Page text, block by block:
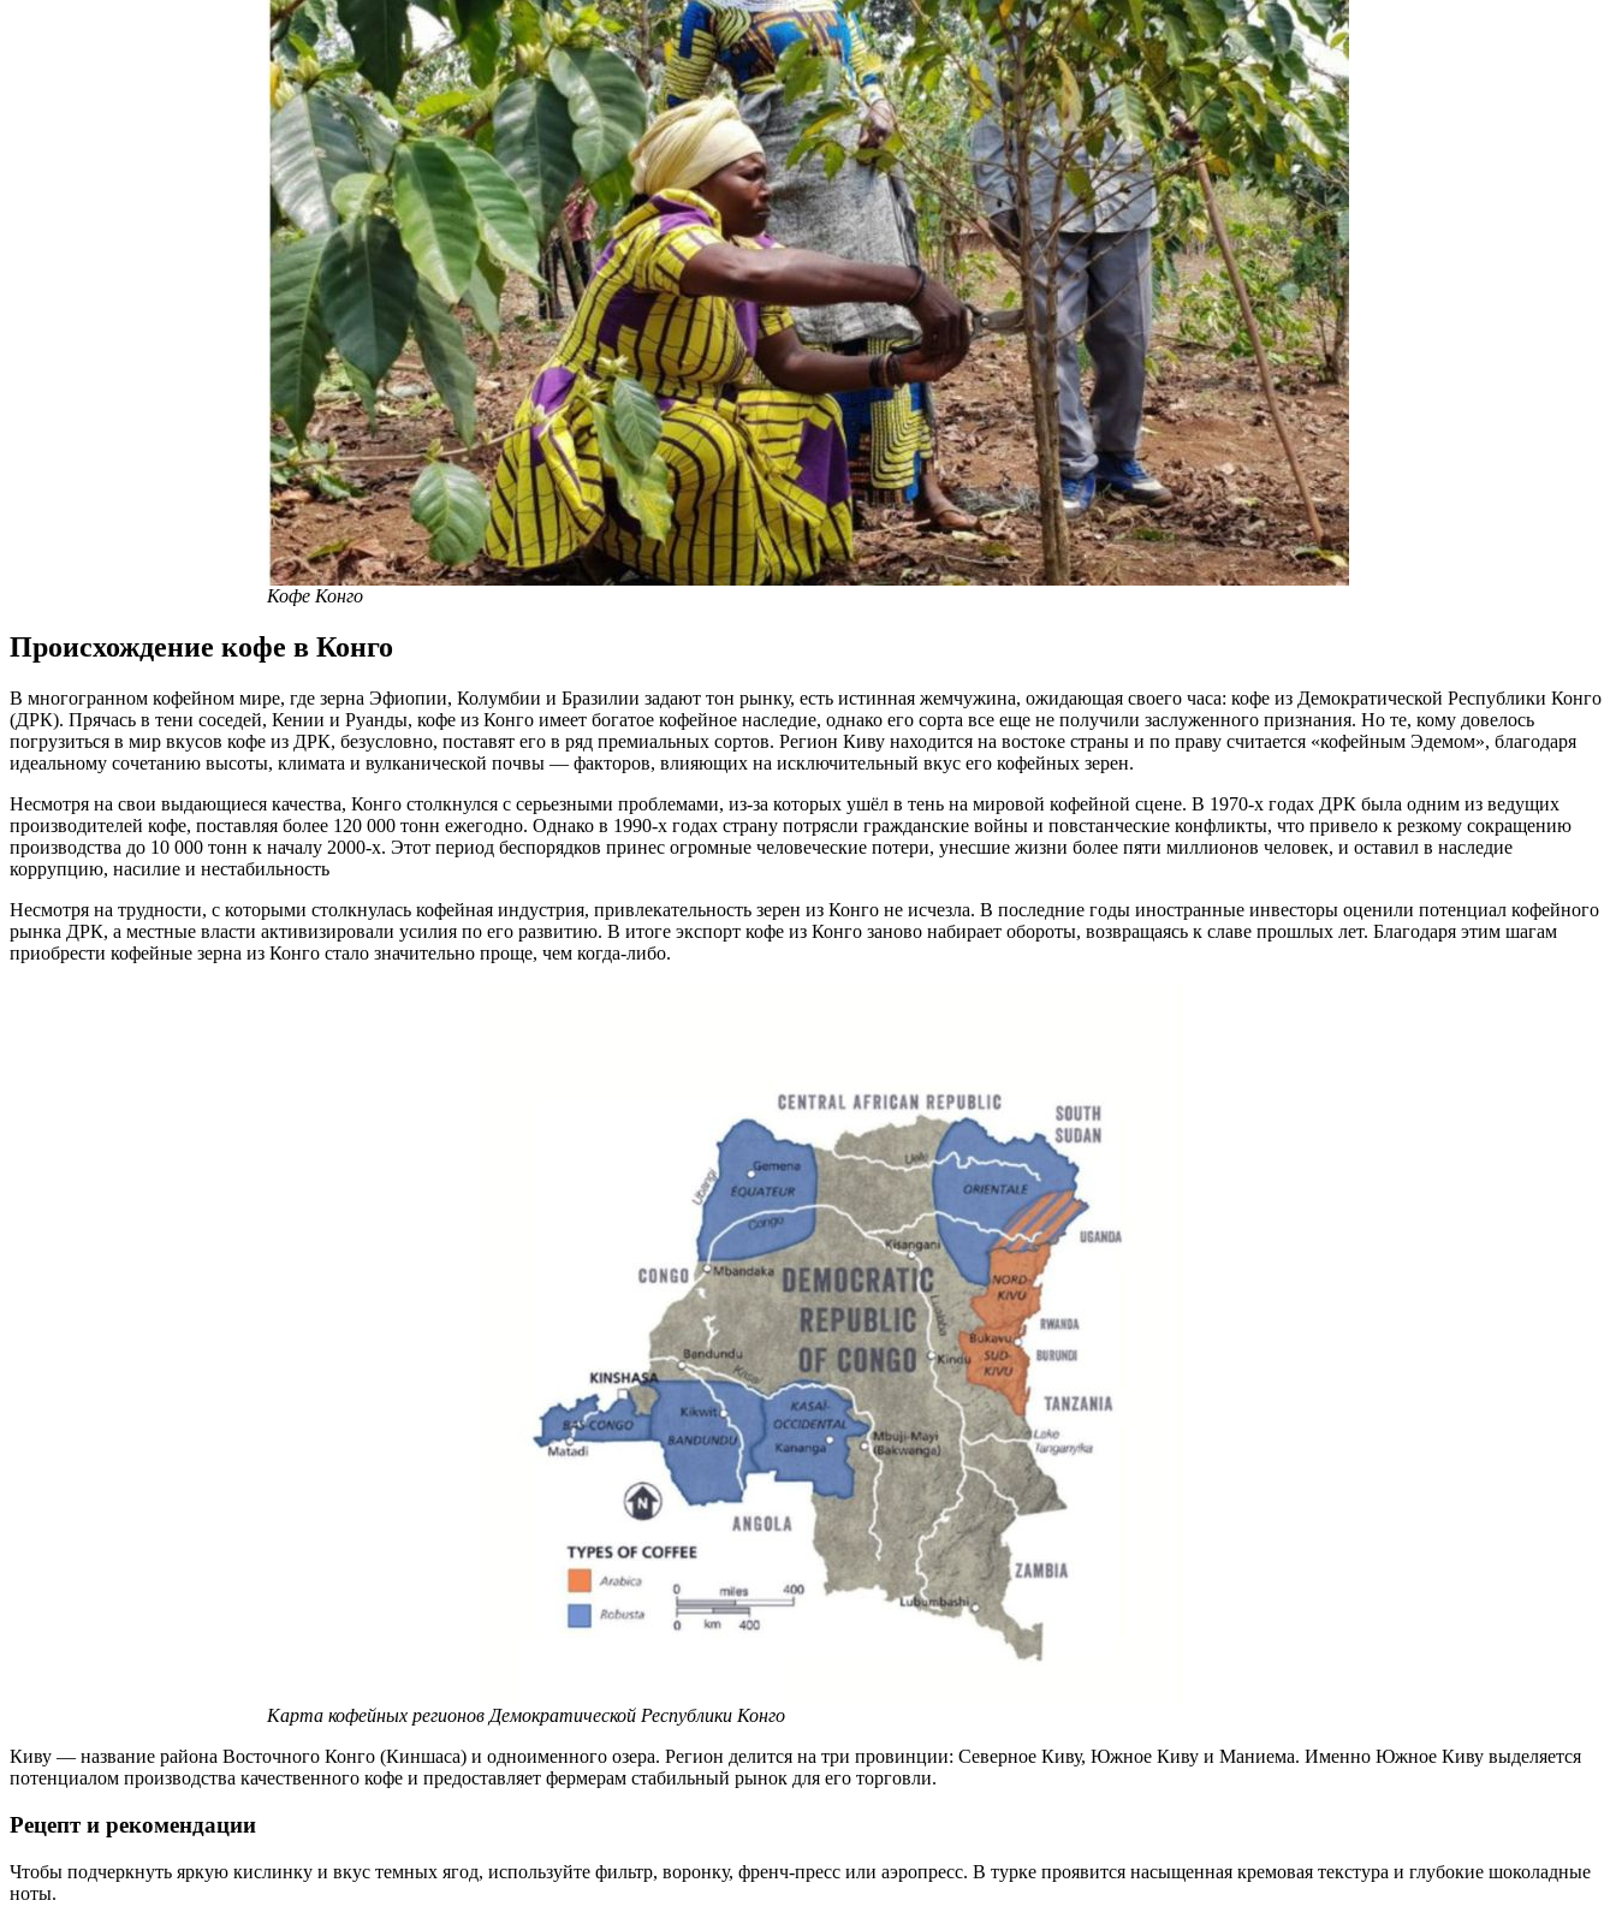
Кофе Конго
Происхождение кофе в Конго
В многогранном кофейном мире, где зерна Эфиопии, Колумбии и Бразилии задают тон рынку, есть истинная жемчужина, ожидающая своего часа: кофе из Демократической Республики Конго
(ДРК). Прячась в тени соседей, Кении и Руанды, кофе из Конго имеет богатое кофейное наследие, однако его сорта все еще не получили заслуженного признания. Но те, кому довелось
погрузиться в мир вкусов кофе из ДРК, безусловно, поставят его в ряд премиальных сортов. Регион Киву находится на востоке страны и по праву считается «кофейным Эдемом», благодаря
идеальному сочетанию высоты, климата и вулканической почвы — факторов, влияющих на исключительный вкус его кофейных зерен.
Несмотря на свои выдающиеся качества, Конго столкнулся с серьезными проблемами, из-за которых ушёл в тень на мировой кофейной сцене. В 1970-х годах ДРК была одним из ведущих
производителей кофе, поставляя более 120 000 тонн ежегодно. Однако в 1990-х годах страну потрясли гражданские войны и повстанческие конфликты, что привело к резкому сокращению
производства до 10 000 тонн к началу 2000-х. Этот период беспорядков принес огромные человеческие потери, унесшие жизни более пяти миллионов человек, и оставил в наследие
коррупцию, насилие и нестабильность
Несмотря на трудности, с которыми столкнулась кофейная индустрия, привлекательность зерен из Конго не исчезла. В последние годы иностранные инвесторы оценили потенциал кофейного
рынка ДРК, а местные власти активизировали усилия по его развитию. В итоге экспорт кофе из Конго заново набирает обороты, возвращаясь к славе прошлых лет. Благодаря этим шагам
приобрести кофейные зерна из Конго стало значительно проще, чем когда-либо.
Карта кофейных регионов Демократической Республики Конго
Киву — название района Восточного Конго (Киншаса) и одноименного озера. Регион делится на три провинции: Северное Киву, Южное Киву и Маниема. Именно Южное Киву выделяется
потенциалом производства качественного кофе и предоставляет фермерам стабильный рынок для его торговли.
Рецепт и рекомендации
Чтобы подчеркнуть яркую кислинку и вкус темных ягод, используйте фильтр, воронку, френч-пресс или аэропресс. В турке проявится насыщенная кремовая текстура и глубокие шоколадные
ноты.